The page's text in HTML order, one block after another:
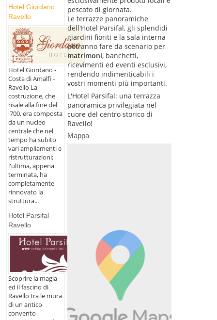
Hotel Giordano
Ravello
Hotel Giordano -
Costa di Amalfi -
Ravello La
costruzione, che
risale alla fine del
'700, era composta
da un nucleo
centrale che nel
tempo ha subito
vari ampliamenti e
ristrutturazioni;
l'ultima, appena
terminata, ha
completamente
rinnovato la
struttura...
Hotel Parsifal
Ravello
Scoprire la magia
ed il fascino di
Ravello tra le mura
di un antico
convento
pescato di giornata.
Le terrazze panoramiche
dell'Hotel Parsifal, gli splendidi
giardini fioriti e la sala interna
potranno fare da scenario per
matrimoni, banchetti,
ricevimenti ed eventi esclusivi,
rendendo indimenticabili i
vostri momenti più importanti.
L'Hotel Parsifal: una terrazza
panoramica privilegiata nel
cuore del centro storico di
Ravello!
Mappa